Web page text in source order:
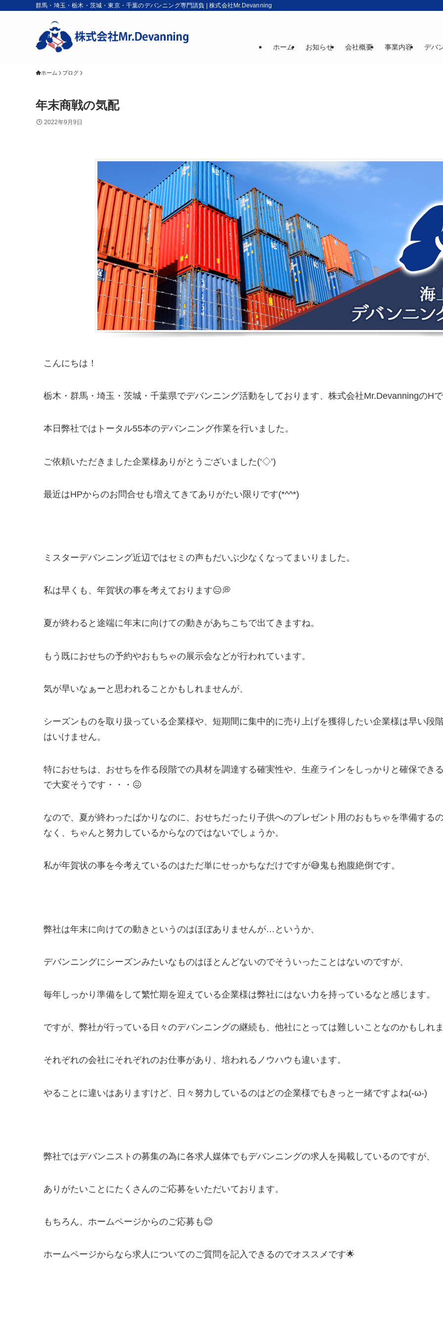
群馬・埼玉・栃木・茨城・東京・千葉のデバンニング専門請負 | 株式会社Mr.Devanning
ホーム お知らせ 会社概要 事業内容 デバ
ホーム ブログ
年末商戦の気配
2022年9月9日
こんにちは！
栃木・群馬・埼玉・茨城・千葉県でデバンニング活動をしております、株式会社Mr.DevanningのH
本日弊社ではトータル55本のデバンニング作業を行いました。
ご依頼いただきました企業様ありがとうございました(‘◇’)ゞ
最近はHPからのお問合せも増えてきてありがたい限りです(*^^*)
ミスターデバンニング近辺ではセミの声もだいぶ少なくなってまいりました。
私は早くも、年賀状の事を考えております😑💭
夏が終わると途端に年末に向けての動きがあちこちで出てきますね。
もう既におせちの予約やおもちゃの展示会などが行われています。
気が早いなぁーと思われることかもしれませんが、
シーズンものを取り扱っている企業様や、短期間に集中的に売り上げを獲得したい企業様は早い段
はいけません。
特におせちは、おせちを作る段階での具材を調達する確実性や、生産ラインをしっかりと確保でき
で大変そうです・・・😖
なので、夏が終わったばかりなのに、おせちだったり子供へのプレゼント用のおもちゃを準備する
なく、ちゃんと努力しているからなのではないでしょうか。
私が年賀状の事を今考えているのはただ単にせっかちなだけですが😅鬼も抱腹絶倒です。
弊社は年末に向けての動きというのはほぼありませんが…というか、
デバンニングにシーズンみたいなものはほとんどないのでそういったことはないのですが、
毎年しっかり準備をして繁忙期を迎えている企業様は弊社にはない力を持っているなと感じます。
ですが、弊社が行っている日々のデバンニングの継続も、他社にとっては難しいことなのかもしれ
それぞれの会社にそれぞれのお仕事があり、培われるノウハウも違います。
やることに違いはありますけど、日々努力しているのはどの企業様でもきっと一緒ですよね(-ω-)
弊社ではデバンニストの募集の為に各求人媒体でもデバンニングの求人を掲載しているのですが、
ありがたいことにたくさんのご応募をいただいております。
もちろん、ホームページからのご応募も😊
ホームページからなら求人についてのご質問を記入できるのでオススメです🌟